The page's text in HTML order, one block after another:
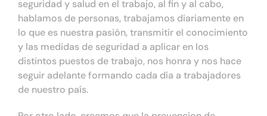
seguridad y salud en el trabajo, al fin y al cabo,
hablamos de personas, trabajamos diariamente en
lo que es nuestra pasión, transmitir el conocimiento
y las medidas de seguridad a aplicar en los
distintos puestos de trabajo, nos honra y nos hace
seguir adelante formando cada día a trabajadores
de nuestro país.